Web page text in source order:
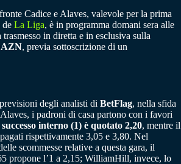
Cadice e Alaves, valevole per la prima
de La Liga, è in programma domani sera alle
trasmesso in diretta e in esclusiva sulla
, previa sottoscrizione di un
degli analisti di BetFlag, nella sfida
i padroni di casa partono con i favori
interno (1) è quotato 2,20, mentre il
rispettivamente 3,05 e 3,80. Nel
scommesse relative a questa gara, il
propone l’1 a 2,15; WilliamHill, invece, lo